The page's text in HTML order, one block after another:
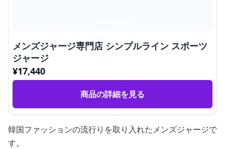
メンズジャージ専門店 シンプルライン スポーツ
ジャージ
¥17,440
商品の詳細を見る
韓国ファッションの流行りを取り入れたメンズジャージで
す。